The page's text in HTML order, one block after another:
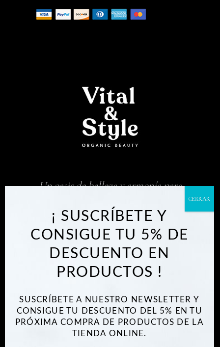
Este sitio web utiliza cookies propias y de
Un oasis de belleza y armonía para
conectar con la esencia natural que
llevas dentro
INFORMACIÓN LEGAL
Aviso Legal
¡ SUSCRÍBETE Y
CONSIGUE TU 5% DE
DESCUENTO EN
PRODUCTOS !
SUSCRÍBETE A NUESTRO NEWSLETTER Y
CONSIGUE TU DESCUENTO DEL 5% EN TU
PRÓXIMA COMPRA DE PRODUCTOS DE LA
TIENDA ONLINE.